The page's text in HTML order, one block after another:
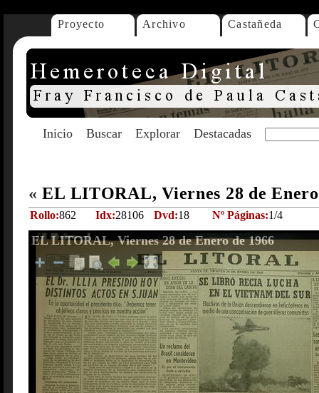
Proyecto Archivo Castañeda
Inicio Buscar Explorar Destacadas
« EL LITORAL, Viernes 28 de
Rollo:862 Idx:28106 Dvd:18 Nº Páginas:1/4
EL LITORAL, Viernes 28 de Enero de 1966